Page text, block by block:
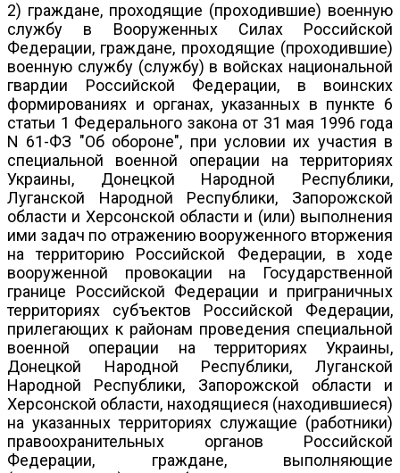
2) граждане, проходящие (проходившие) военную
службу в Вооруженных Силах Российской
Федерации, граждане, проходящие (проходившие)
военную службу (службу) в войсках национальной
гвардии Российской Федерации, в воинских
формированиях и органах, указанных в пункте 6
статьи 1 Федерального закона от 31 мая 1996 года
N 61-ФЗ "Об обороне", при условии их участия в
специальной военной операции на территориях
Украины, Донецкой Народной Республики,
Луганской Народной Республики, Запорожской
области и Херсонской области и (или) выполнения
ими задач по отражению вооруженного вторжения
на территорию Российской Федерации, в ходе
вооруженной провокации на Государственной
границе Российской Федерации и приграничных
территориях субъектов Российской Федерации,
прилегающих к районам проведения специальной
военной операции на территориях Украины,
Донецкой Народной Республики, Луганской
Народной Республики, Запорожской области и
Херсонской области, находящиеся (находившиеся)
на указанных территориях служащие (работники)
правоохранительных органов Российской
Федерации, граждане, выполняющие